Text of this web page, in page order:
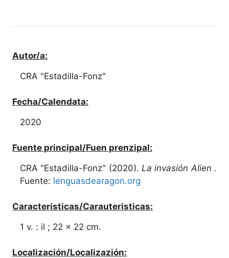
Autor/a:
CRA "Estadilla-Fonz"
Fecha/Calendata:
2020
Fuente principal/Fuen prenzipal:
CRA "Estadilla-Fonz" (2020). La invasión Alien .
Fuente: lenguasdearagon.org
Características/Carauteristicas:
1 v. : il ; 22 x 22 cm.
Localización/Localizazión: